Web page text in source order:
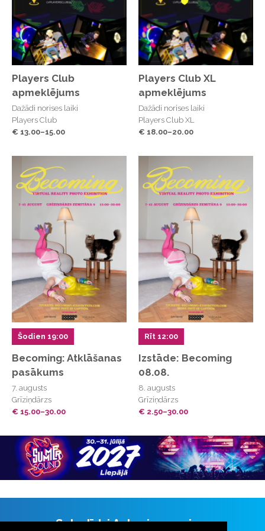
Tērpu māksliniece - Terēze Šelengova
Dramaturģijas konsultants - Edgars Niklasons
Producente - Anna Niedola
Vizuālā identitāte - Kristīne Daukšte
Performances ilgums: ~ 1h 15min.
Izrāde piemērota skatītājiem no 16 gadu vecuma!
centrs.
Players Club
apmeklējums
Dažādi norises laiki
Players Club
€ 13.00–15.00
Players Club XL
apmeklējums
Dažādi norises laiki
Players Club XL
€ 18.00–20.00
Šodien 19:00
Becoming: Atklāšanas
pasākums
7. augusts
Grīziņdārzs
€ 15.00–30.00
Rīt 12:00
Izstāde: Becoming
08.08.
8. augusts
Grīziņdārzs
€ 2.50–30.00
Seko līdzi Aulas jaunumiem